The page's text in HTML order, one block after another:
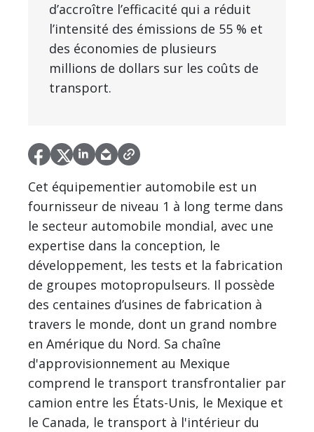
d’accroître l’efficacité qui a réduit
l’intensité des émissions de 55 % et
des économies de plusieurs
millions de dollars sur les coûts de
transport.
Cet équipementier automobile est un
fournisseur de niveau 1 à long terme dans
le secteur automobile mondial, avec une
expertise dans la conception, le
développement, les tests et la fabrication
de groupes motopropulseurs. Il possède
des centaines d’usines de fabrication à
travers le monde, dont un grand nombre
en Amérique du Nord. Sa chaîne
d'approvisionnement au Mexique
comprend le transport transfrontalier par
camion entre les États-Unis, le Mexique et
le Canada, le transport à l'intérieur du